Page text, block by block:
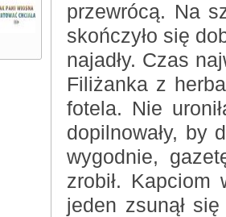
przewrócą. Na
skończyło się
najadły. Czas
Filiżanka z
fotela. Nie
dopilnowały, by
wygodnie,
zrobił. Kapciom
jeden zsunął